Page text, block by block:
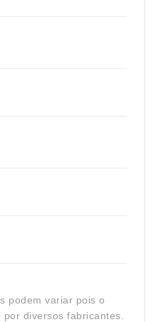
podem variar pois o
diversos fabricantes.